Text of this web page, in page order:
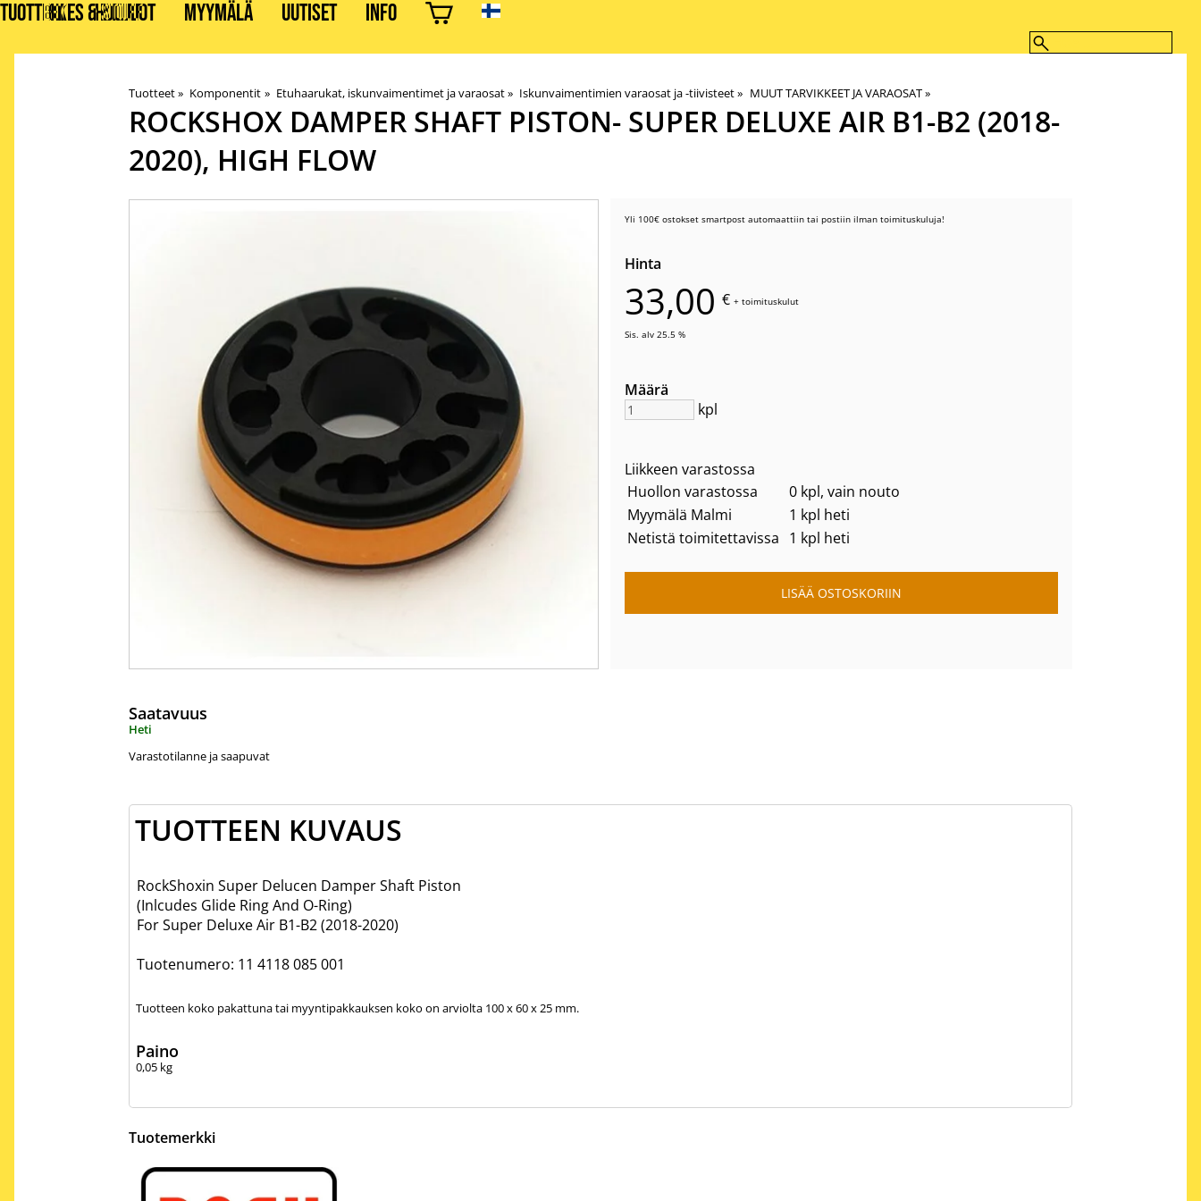
TUOTTEET HUOLLOT MYYMÄLÄ UUTISET INFO
BIKES & STUFF
Tuotteet‪» Komponentit ‪» Etuhaarukat, iskunvaimentimet ja varaosat‪» Iskunvaimentimien varaosat ja -tiivisteet‪» MUUT TARVIKKEET JA VARAOSAT‪»
ROCKSHOX DAMPER SHAFT PISTON- SUPER DELUXE AIR B1-B2 (2018-
2020), HIGH FLOW
Yli 100€ ostokset smartpost automaattiin tai postiin ilman toimituskuluja!
Hinta
33,00 € + toimituskulut
Sis. alv 25.5 %
Määrä
kpl
Liikkeen varastossa
Huollon varastossa
0 kpl, vain nouto
Myymälä Malmi
1 kpl heti
Netistä toimitettavissa 1 kpl heti
Saatavuus
Heti
Varastotilanne ja saapuvat
TUOTTEEN KUVAUS
RockShoxin Super Delucen Damper Shaft Piston
(Inlcudes Glide Ring And O-Ring)
For Super Deluxe Air B1-B2 (2018-2020)
Tuotenumero: 11 4118 085 001
Tuotteen koko pakattuna tai myyntipakkauksen koko on arviolta 100 x 60 x 25 mm.
Paino
0,05 kg
Tuotemerkki